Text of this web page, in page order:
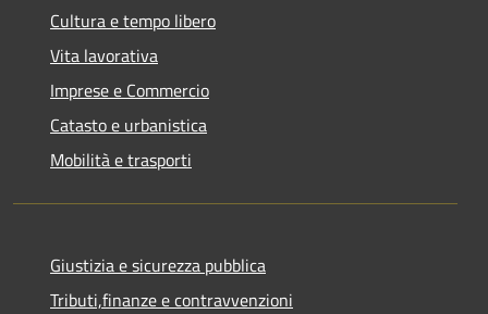
Cultura e tempo libero
Vita lavorativa
Imprese e Commercio
Catasto e urbanistica
Mobilità e trasporti
Giustizia e sicurezza pubblica
Tributi,finanze e contravvenzioni